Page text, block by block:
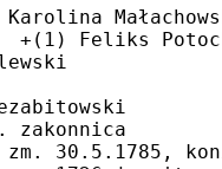
ur.
zakonnica
30.5.1785,